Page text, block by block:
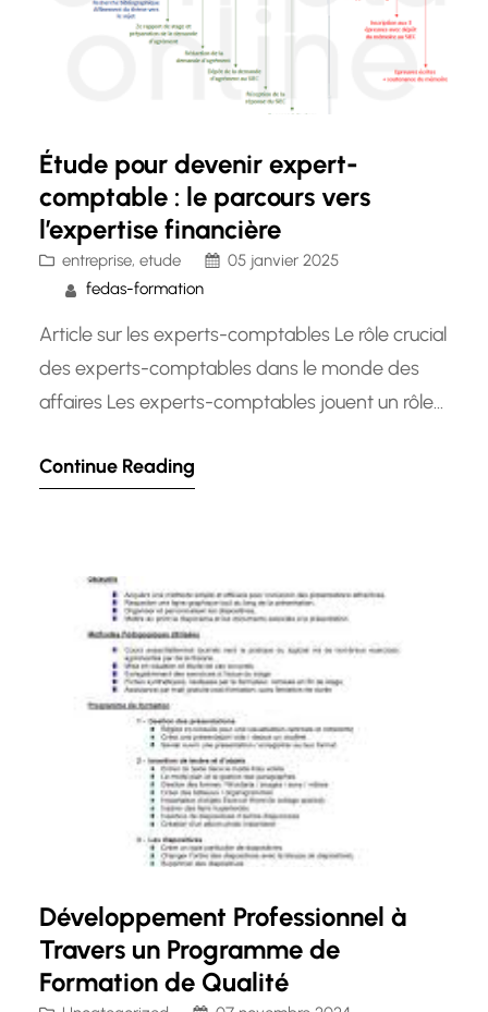
Étude pour devenir expert-
comptable : le parcours vers
l’expertise financière
entreprise, etude
05 janvier 2025
fedas-formation
Article sur les experts-comptables Le rôle crucial
des experts-comptables dans le monde des
affaires Les experts-comptables jouent un rôle
entreprises et des organisations. Leur expertise
incontournables pour assurer la bonne gestion
financière et la conformité légale.…
Continue Reading
Développement Professionnel à
Travers un Programme de
Formation de Qualité